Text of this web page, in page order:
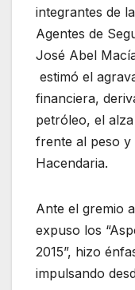
integrantes de
Agentes de
José Abel
estimó el
financiera,
petróleo, el
frente al peso y
Hacendaria.
Ante el gremio
expuso los
2015”, hizo
impulsando